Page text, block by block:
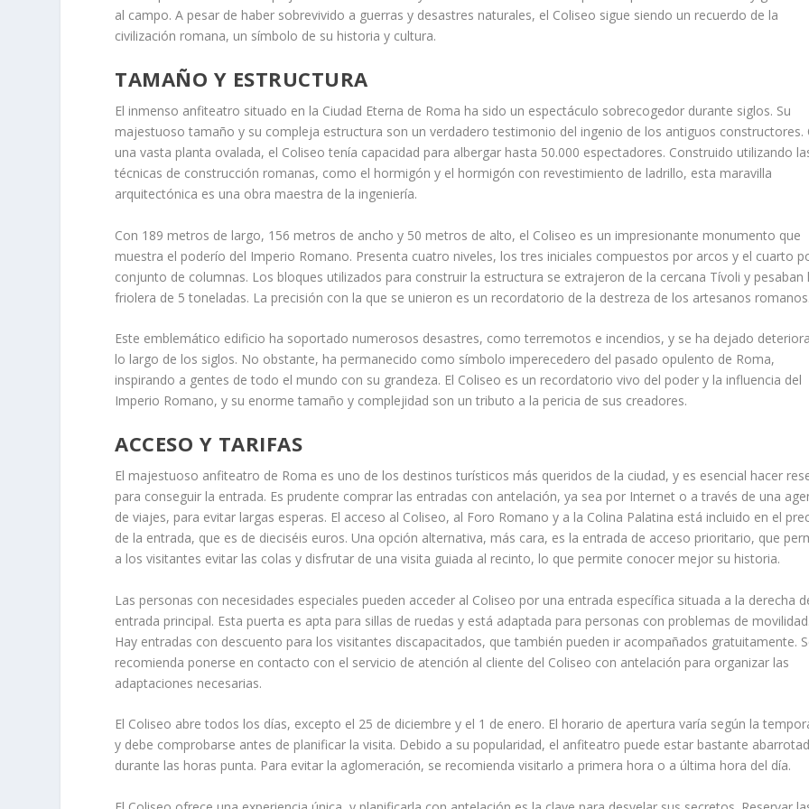
al campo. A pesar de haber sobrevivido a guerras y desastres naturales, el Coliseo sigue siendo un recuerdo de la
civilización romana, un símbolo de su historia y cultura.
TAMAÑO Y ESTRUCTURA
El inmenso anfiteatro situado en la Ciudad Eterna de Roma ha sido un espectáculo sobrecogedor durante siglos. Su
majestuoso tamaño y su compleja estructura son un verdadero testimonio del ingenio de los antiguos constructores.
una vasta planta ovalada, el Coliseo tenía capacidad para albergar hasta 50.000 espectadores. Construido utilizando
técnicas de construcción romanas, como el hormigón y el hormigón con revestimiento de ladrillo, esta maravilla
arquitectónica es una obra maestra de la ingeniería.
Con 189 metros de largo, 156 metros de ancho y 50 metros de alto, el Coliseo es un impresionante monumento que
muestra el poderío del Imperio Romano. Presenta cuatro niveles, los tres iniciales compuestos por arcos y el cuarto
conjunto de columnas. Los bloques utilizados para construir la estructura se extrajeron de la cercana Tívoli y pesaban
friolera de 5 toneladas. La precisión con la que se unieron es un recordatorio de la destreza de los artesanos romanos.
Este emblemático edificio ha soportado numerosos desastres, como terremotos e incendios, y se ha dejado
lo largo de los siglos. No obstante, ha permanecido como símbolo imperecedero del pasado opulento de Roma,
inspirando a gentes de todo el mundo con su grandeza. El Coliseo es un recordatorio vivo del poder y la influencia del
Imperio Romano, y su enorme tamaño y complejidad son un tributo a la pericia de sus creadores.
ACCESO Y TARIFAS
El majestuoso anfiteatro de Roma es uno de los destinos turísticos más queridos de la ciudad, y es esencial hacer
para conseguir la entrada. Es prudente comprar las entradas con antelación, ya sea por Internet o a través de una
de viajes, para evitar largas esperas. El acceso al Coliseo, al Foro Romano y a la Colina Palatina está incluido en el
de la entrada, que es de dieciséis euros. Una opción alternativa, más cara, es la entrada de acceso prioritario, que
a los visitantes evitar las colas y disfrutar de una visita guiada al recinto, lo que permite conocer mejor su historia.
Las personas con necesidades especiales pueden acceder al Coliseo por una entrada específica situada a la derecha
entrada principal. Esta puerta es apta para sillas de ruedas y está adaptada para personas con problemas de movilidad.
Hay entradas con descuento para los visitantes discapacitados, que también pueden ir acompañados gratuitamente.
recomienda ponerse en contacto con el servicio de atención al cliente del Coliseo con antelación para organizar las
adaptaciones necesarias.
El Coliseo abre todos los días, excepto el 25 de diciembre y el 1 de enero. El horario de apertura varía según la
y debe comprobarse antes de planificar la visita. Debido a su popularidad, el anfiteatro puede estar bastante
durante las horas punta. Para evitar la aglomeración, se recomienda visitarlo a primera hora o a última hora del día.